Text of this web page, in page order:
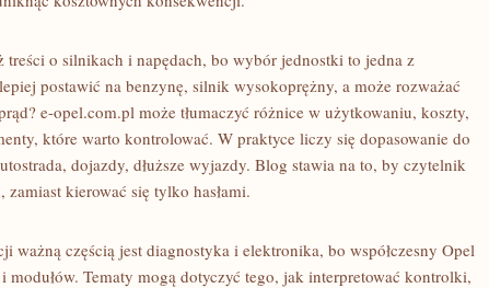
o silnikach i napędach, bo wybór jednostki to jedna z
postawić na benzynę, silnik wysokoprężny, a może rozważać
e-opel.com.pl może tłumaczyć różnice w użytkowaniu, koszty,
które warto kontrolować. W praktyce liczy się dopasowanie do
dojazdy, dłuższe wyjazdy. Blog stawia na to, by czytelnik
zamiast kierować się tylko hasłami.
ważną częścią jest diagnostyka i elektronika, bo współczesny Opel
modułów. Tematy mogą dotyczyć tego, jak interpretować kontrolki,